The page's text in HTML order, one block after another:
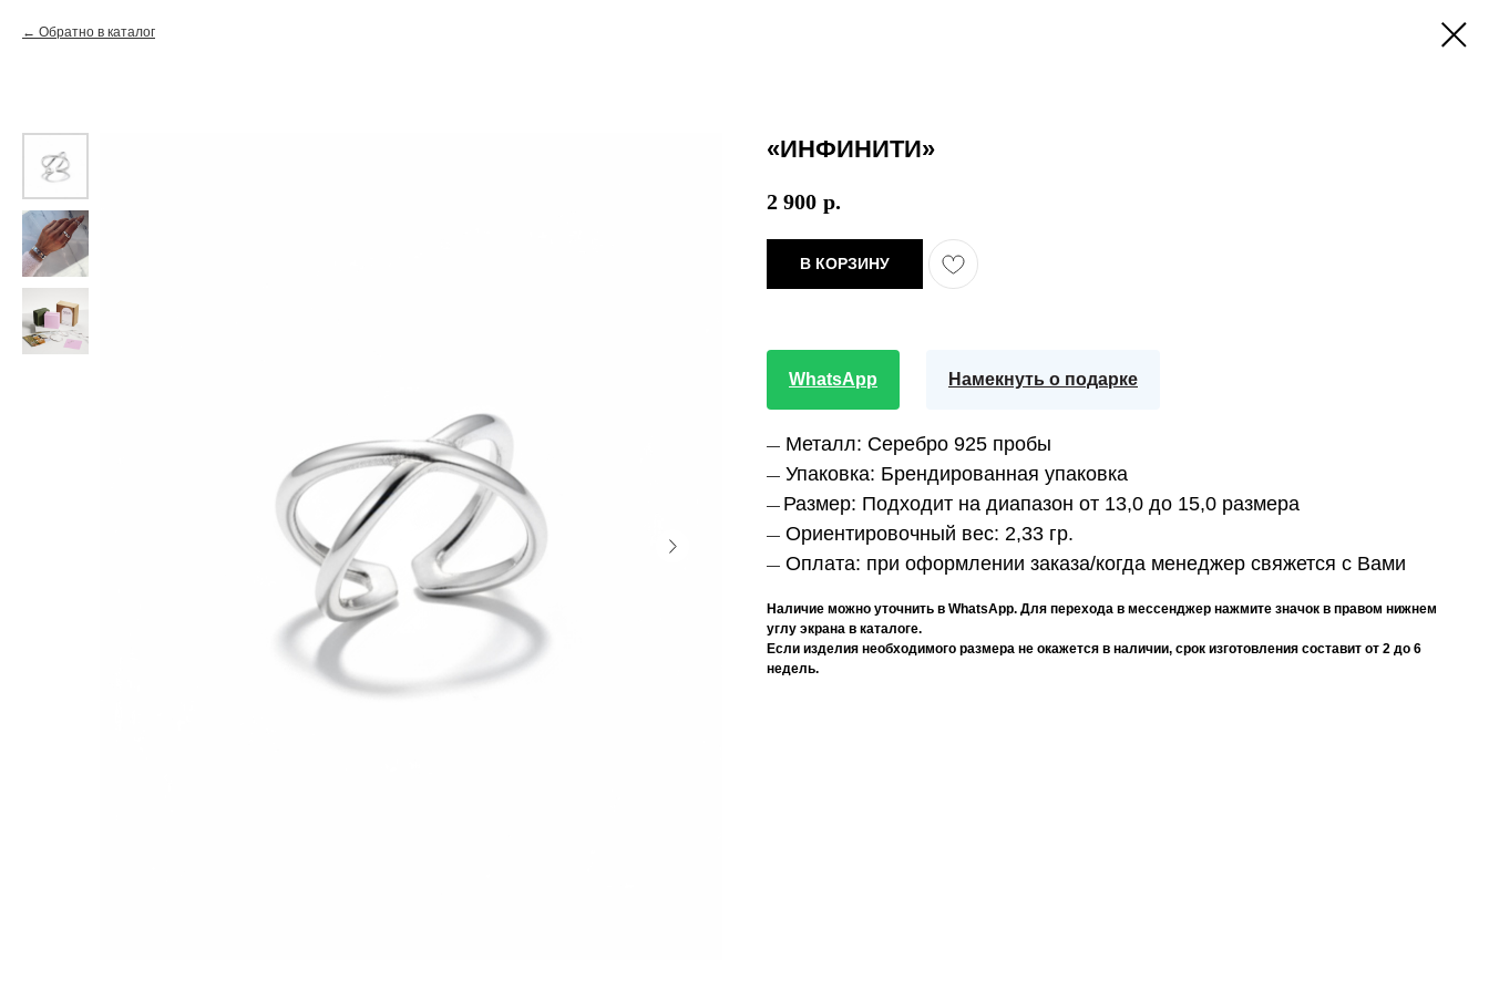
Обратно в каталог
«ИНФИНИТИ»
2 900 р.
В КОРЗИНУ
WhatsApp Намекнуть о подарке
— Металл: Серебро 925 пробы
— Упаковка: Брендированная упаковка
— Размер: Подходит на диапазон от 13,0 до 15,0 размера
— Ориентировочный вес: 2,33 гр.
— Оплата: при оформлении заказа/когда менеджер свяжется с Вами
Наличие можно уточнить в WhatsApp. Для перехода в мессенджер нажмите значок в правом нижнем
углу экрана в каталоге.
Если изделия необходимого размера не окажется в наличии, срок изготовления составит от 2 до 6
недель.